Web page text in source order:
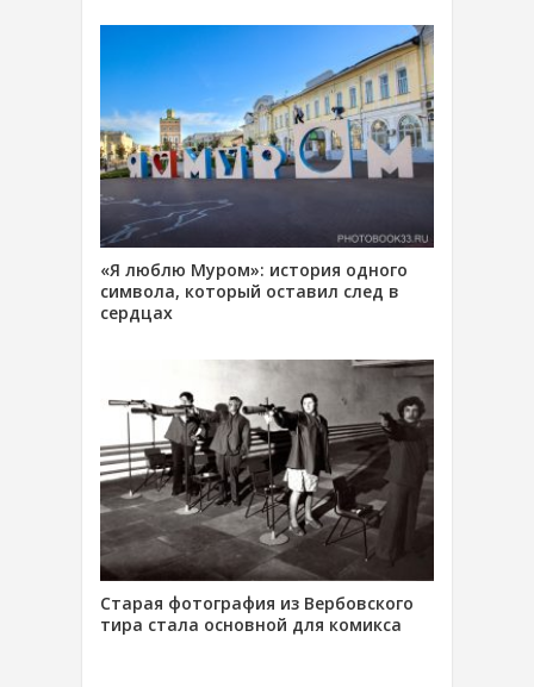
«Я люблю Муром»: история одного
символа, который оставил след в
сердцах
Старая фотография из Вербовского
тира стала основной для комикса